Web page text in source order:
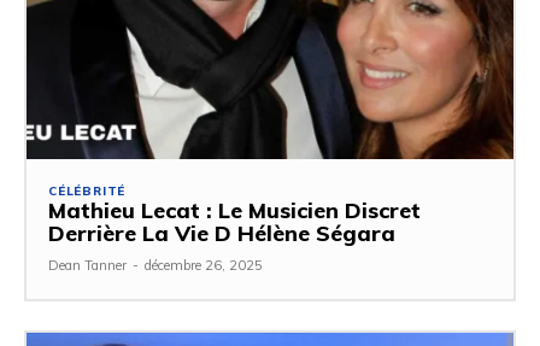
CÉLÉBRITÉ
Mathieu Lecat : Le Musicien Discret
Derrière La Vie D Hélène Ségara
Dean Tanner - décembre 26, 2025